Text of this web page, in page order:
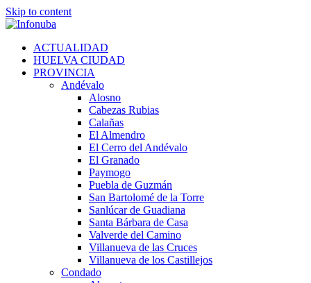
Skip to content
ACTUALIDAD
HUELVA CIUDAD
PROVINCIA
Andévalo
Alosno
Cabezas Rubias
Calañas
El Almendro
El Cerro del Andévalo
El Granado
Paymogo
Puebla de Guzmán
San Bartolomé de la Torre
Sanlúcar de Guadiana
Santa Bárbara de Casa
Valverde del Camino
Villanueva de las Cruces
Villanueva de los Castillejos
Condado